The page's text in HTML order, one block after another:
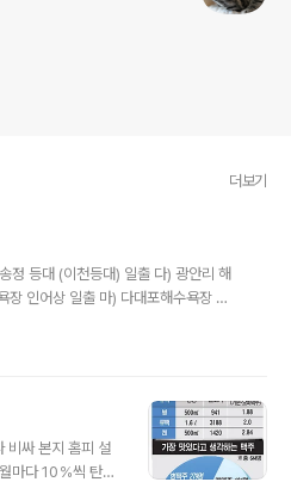
더보기
정 등대 (이천등대) 일출 다) 광안리 해
장 인어상 일출 마) 다대포해수욕장 선
섬부근 일출 카) 기장 죽성 거북바위
(이곳은 배를 타고 가야하는 곳) 러) 영
태종대 등대 일출 서) 백양산 정상에서
바라본 일출 처) 금정..
비싸 본지 홈피 설
마다 10％씩 탄산